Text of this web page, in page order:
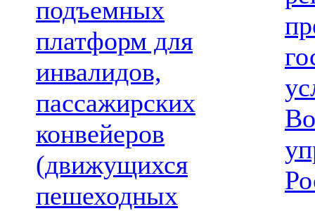
подъемных
платформ для
инвалидов,
пассажирских
конвейеров
(движущихся
пешеходных